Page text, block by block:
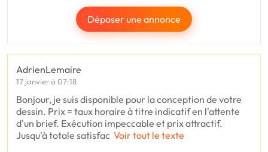
Déposer une annonce
AdrienLemaire
17 janvier à 07:18
Bonjour, je suis disponible pour la conception de votre
dessin. Prix = taux horaire à titre indicatif en l'attente
d'un brief. Exécution impeccable et prix attractif.
Jusqu'à totale satisfac Voir tout le texte